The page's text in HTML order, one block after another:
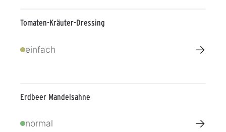
Tomaten-Kräuter-Dressing
einfach →
Erdbeer Mandelsahne
normal →